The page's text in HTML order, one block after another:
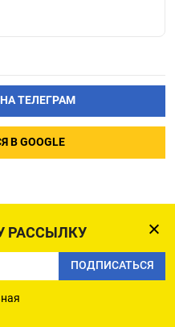
РАССЫЛКУ
ПОДПИСАТЬСЯ
ТЕЛЕГРАМ
GOOGLE
Ирана